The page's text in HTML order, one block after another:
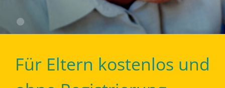
Für Eltern kostenlos und